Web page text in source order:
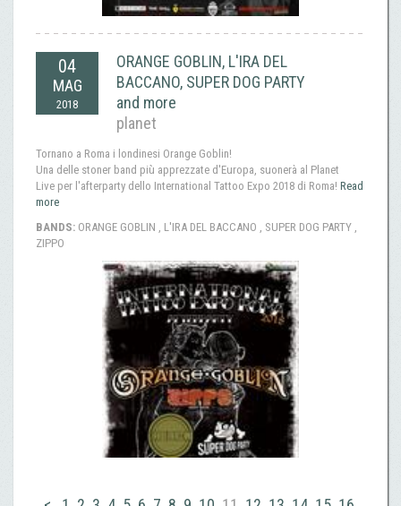
04
MAG
2018
ORANGE GOBLIN, L'IRA DEL
BACCANO, SUPER DOG PARTY
and more
planet
Tornano a Roma i londinesi Orange Goblin!
Una delle stoner band più apprezzate d'Europa, suonerà al Planet
Live per l'afterparty dello International Tattoo Expo 2018 di Roma! Read
more
BANDS: ORANGE GOBLIN , L'IRA DEL BACCANO , SUPER DOG PARTY ,
ZIPPO